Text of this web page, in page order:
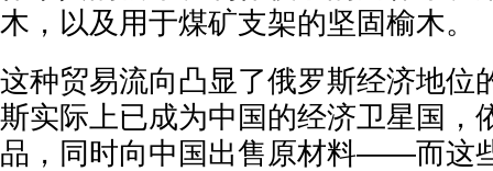
木，以及用于煤矿支架的坚固榆木。
这种贸易流向凸显了俄罗斯经济地位
斯实际上已成为中国的经济卫星国，
品，同时向中国出售原材料——而这